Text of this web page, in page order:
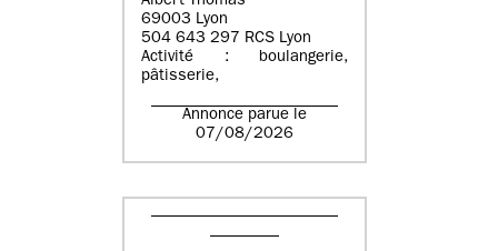
69003 Lyon
504 643 297 RCS Lyon
Activité : boulangerie,
pâtisserie,
Annonce parue le
07/08/2026